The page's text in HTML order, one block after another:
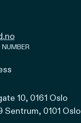
10, 0161 Oslo
Sentrum, 0101 Oslo